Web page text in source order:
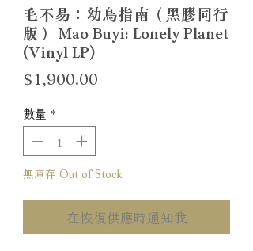
毛不易：幼鳥指南（黑膠同行
版） Mao Buyi: Lonely Planet
(Vinyl LP)
$1,900.00
數量 *
無庫存 Out of Stock
在恢復供應時通知我